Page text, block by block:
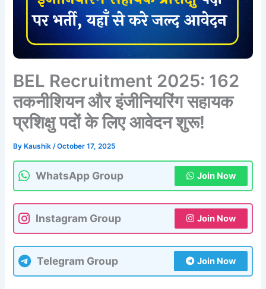
BEL Recruitment 2025: 162
तकनीशियन और इंजीनियरिंग सहायक
प्रशिक्षु पदों के लिए आवेदन शुरू!
By Kaushik/October 17, 2025
WhatsApp Group Join Now
Instagram Group Join Now
Telegram Group Join Now